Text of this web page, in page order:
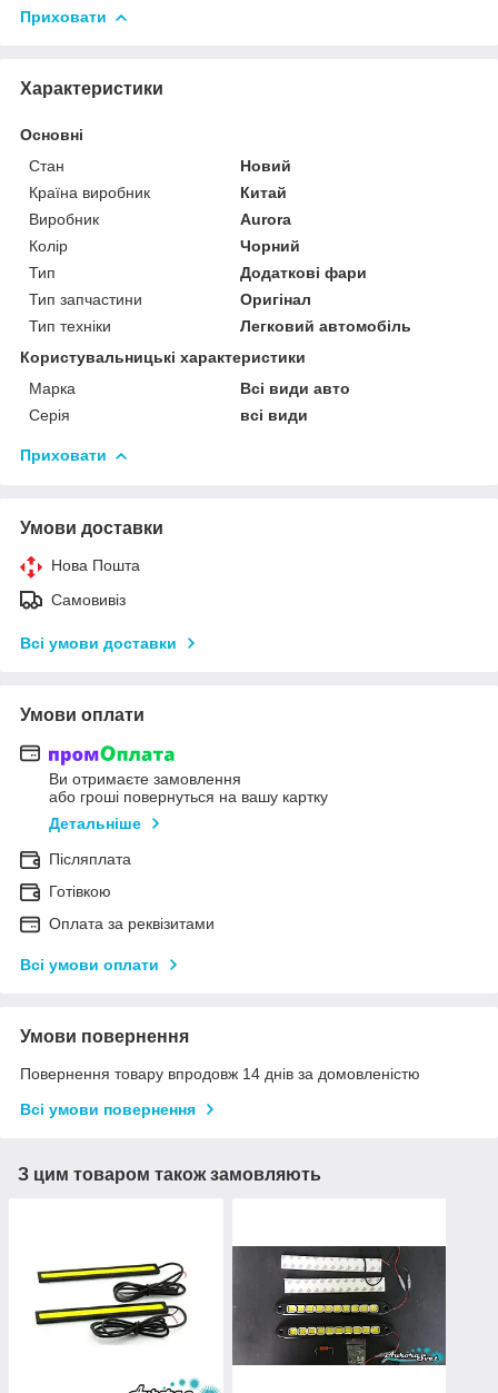
Приховати
Характеристики
Основні
Стан
Новий
Країна виробник
Китай
Виробник
Aurora
Колір
Чорний
Тип
Додаткові фари
Тип запчастини
Оригінал
Тип техніки
Легковий автомобіль
Користувальницькі характеристики
Марка
Всі види авто
Серія
всі види
Приховати
Умови доставки
Нова Пошта
Самовивіз
Всі умови доставки
Умови оплати
Ви отримаєте замовлення
або гроші повернуться на вашу картку
Детальніше
Післяплата
Готівкою
Оплата за реквізитами
Всі умови оплати
Умови повернення
Повернення товару впродовж 14 днів за домовленістю
Всі умови повернення
З цим товаром також замовляють